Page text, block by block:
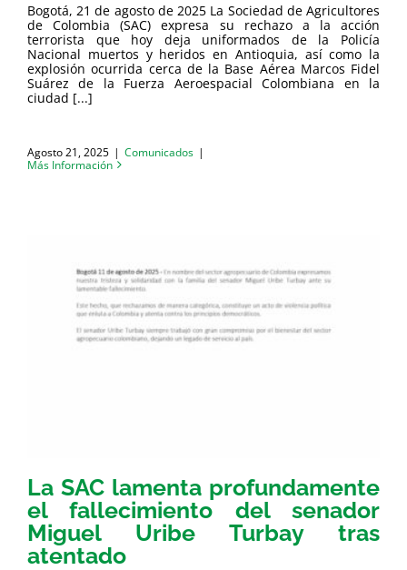
Bogotá, 21 de agosto de 2025 La Sociedad de Agricultores
de Colombia (SAC) expresa su rechazo a la acción
terrorista que hoy deja uniformados de la Policía
Nacional muertos y heridos en Antioquia, así como la
explosión ocurrida cerca de la Base Aérea Marcos Fidel
Suárez de la Fuerza Aeroespacial Colombiana en la
ciudad [...]
Agosto 21, 2025 | Comunicados |
Más Información
La SAC lamenta profundamente
el fallecimiento del senador
Miguel Uribe Turbay tras
atentado